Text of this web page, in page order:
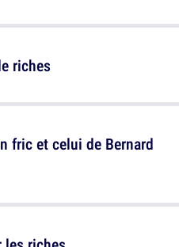
fric et celui de Bernard
riches